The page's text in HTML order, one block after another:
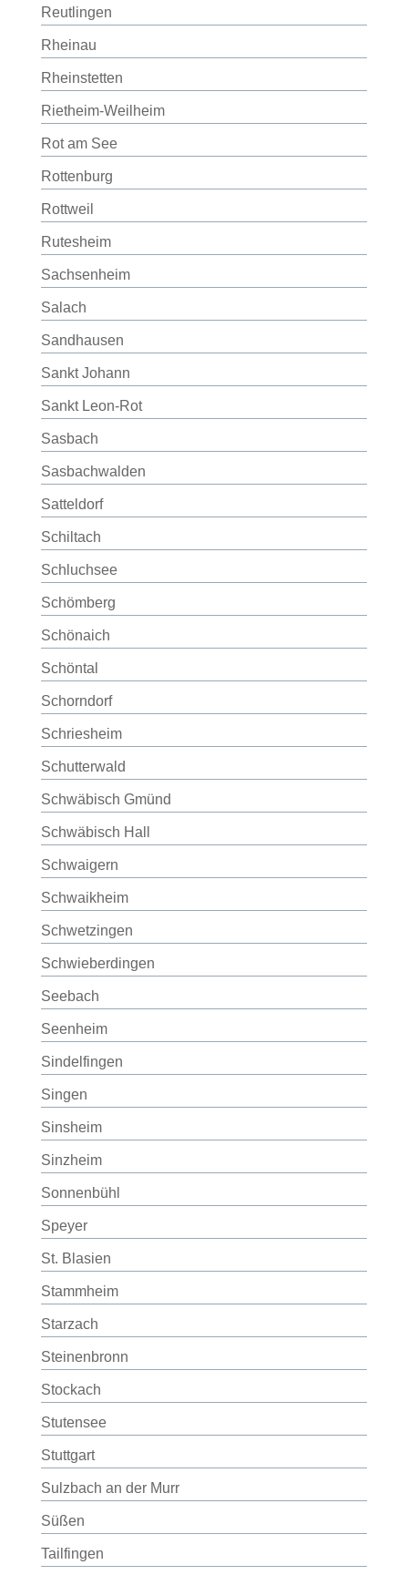
Reutlingen
Rheinau
Rheinstetten
Rietheim-Weilheim
Rot am See
Rottenburg
Rottweil
Rutesheim
Sachsenheim
Salach
Sandhausen
Sankt Johann
Sankt Leon-Rot
Sasbach
Sasbachwalden
Satteldorf
Schiltach
Schluchsee
Schömberg
Schönaich
Schöntal
Schorndorf
Schriesheim
Schutterwald
Schwäbisch Gmünd
Schwäbisch Hall
Schwaigern
Schwaikheim
Schwetzingen
Schwieberdingen
Seebach
Seenheim
Sindelfingen
Singen
Sinsheim
Sinzheim
Sonnenbühl
Speyer
St. Blasien
Stammheim
Starzach
Steinenbronn
Stockach
Stutensee
Stuttgart
Sulzbach an der Murr
Süßen
Tailfingen